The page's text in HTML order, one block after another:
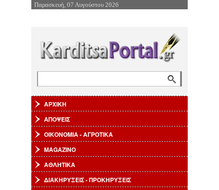
Επιστροφή στην Πλοήγηση
Παρασκευή, 07 Αυγούστου 2026
ΑΡΧΙΚΗ
ΑΠΟΨΕΙΣ
ΟΙΚΟΝΟΜΙΑ - ΑΓΡΟΤΙΚΑ
MAGAZINO
ΑΘΛΗΤΙΚΑ
ΔΙΑΚΗΡΥΞΕΙΣ - ΠΡΟΚΗΡΥΞΕΙΣ